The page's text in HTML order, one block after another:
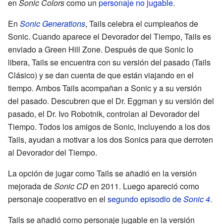
en Sonic Colorscomo un personaje no jugable.
En Sonic Generations, Tails celebra el cumpleaños de
Sonic. Cuando aparece el Devorador del Tiempo, Tails es
enviado a Green Hill Zone. Después de que Sonic lo
libera, Tails se encuentra con su versión del pasado (Tails
Clásico) y se dan cuenta de que están viajando en el
tiempo. Ambos Tails acompañan a Sonic y a su versión
del pasado. Descubren que el Dr. Eggman y su versión del
pasado, el Dr. Ivo Robotnik, controlan al Devorador del
Tiempo. Todos los amigos de Sonic, incluyendo a los dos
Tails, ayudan a motivar a los dos Sonics para que derroten
al Devorador del Tiempo.
La opción de jugar como Tails se añadió en la versión
mejorada deSonic CDen 2011. Luego apareció como
personaje cooperativo en el segundo episodio deSonic 4.
Tails se añadió como personaje jugable en la versión